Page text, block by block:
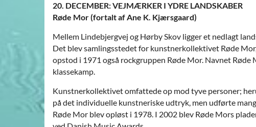
20. DECEMBER: VEJMÆRKER I YDRE LANDSKABER
Røde Mor (fortalt af Ane K. Kjærsgaard)
Mellem Lindebjergvej og Hørby Skov ligger et nedlagt
Det blev samlingsstedet for kunstnerkollektivet Røde
opstod i 1971 også rockgruppen Røde Mor. Navnet
klassekamp.
Kunstnerkollektivet omfattede op mod tyve personer;
på det individuelle kunstneriske udtryk, men udførte
Røde Mor blev opløst i 1978. I 2002 blev Røde Mors